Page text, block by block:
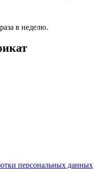
в неделю.
персональных данных